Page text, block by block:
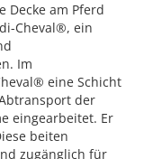
Decke am Pferd
Cheval®, ein
Im
eine Schicht
der
eingearbeitet. Er
beiten
zugänglich für